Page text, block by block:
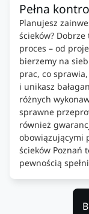
Pełna
Planujesz
ścieków? Dobrze
proces – od
bierzemy na
prac, co
i unikasz
różnych
sprawne
również
obowiązującymi
ścieków Poznań
pewnością